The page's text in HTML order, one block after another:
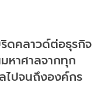
ดคลาวด์ต่อธุรกิจ
หาศาลจากทุก
ไปจนถึงองค์กร